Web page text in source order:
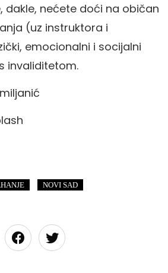
dakle, nećete doći na običan
(uz instruktora i
emocionalni i socijalni
invaliditetom.
NOVI SAD